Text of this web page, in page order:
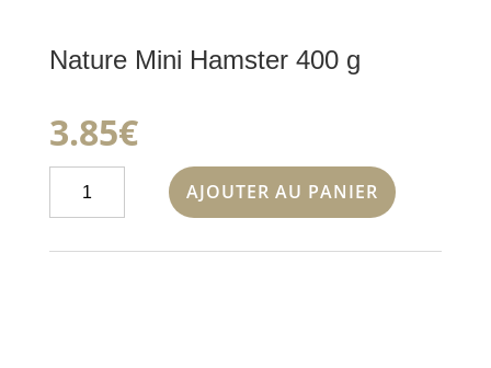
Nature Mini Hamster 400 g
3.85€
Mini
AJOUTER AU PANIER